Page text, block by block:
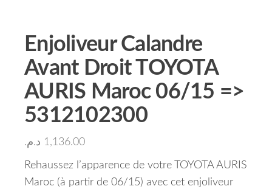
Enjoliveur Calandre
Avant Droit TOYOTA
AURIS Maroc 06/15 =>
5312102300
1,136.00 د.م.
Rehaussez l’apparence de votre TOYOTA AURIS
Maroc (à partir de 06/15) avec cet enjoliveur